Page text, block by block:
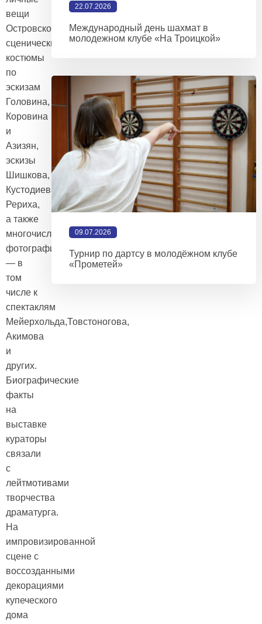
вещи
Островского,
сценические
костюмы
по
эскизам
Головина,
Коровина
и
Азизян,
эскизы
Шишкова,
Кустодиева,
Рериха,
а также
многочисленные
фотографии
— в
том
числе к
спектаклям
Мейерхольда,Товстоногова,
Акимова
и
других.
Биографические
факты
на
выставке
кураторы
связали
с
лейтмотивами
творчества
драматурга.
На
импровизированной
сцене с
воссозданными
декорациями
купеческого
дома
22.07.2026
Международный день шахмат в
молодежном клубе «На Троицкой»
09.07.2026
Турнир по дартсу в молодёжном клубе
«Прометей»